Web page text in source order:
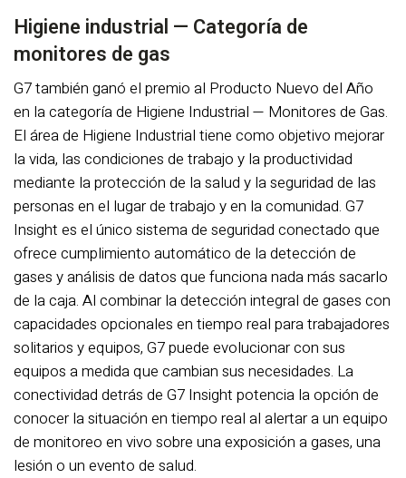
Higiene industrial — Categoría de
monitores de gas
G7 también ganó el premio al Producto Nuevo del Año
en la categoría de Higiene Industrial — Monitores de Gas.
El área de Higiene Industrial tiene como objetivo mejorar
la vida, las condiciones de trabajo y la productividad
mediante la protección de la salud y la seguridad de las
personas en el lugar de trabajo y en la comunidad. G7
Insight es el único sistema de seguridad conectado que
ofrece cumplimiento automático de la detección de
gases y análisis de datos que funciona nada más sacarlo
de la caja. Al combinar la detección integral de gases con
capacidades opcionales en tiempo real para trabajadores
solitarios y equipos, G7 puede evolucionar con sus
equipos a medida que cambian sus necesidades. La
conectividad detrás de G7 Insight potencia la opción de
conocer la situación en tiempo real al alertar a un equipo
de monitoreo en vivo sobre una exposición a gases, una
lesión o un evento de salud.